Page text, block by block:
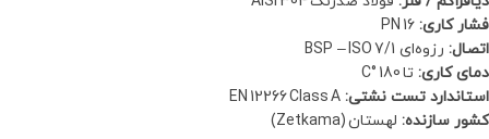
فشار کاری:
اتصال: رزوه‌ای BSP – ISO 7/1
دمای کاری: تا 180 °C
استاندارد تست نشتی:
کشور سازنده: لهستان (Zetkama)